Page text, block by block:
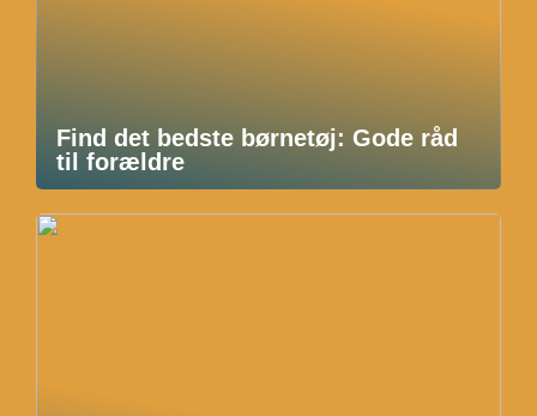
Find det bedste børnetøj: Gode råd
til forældre